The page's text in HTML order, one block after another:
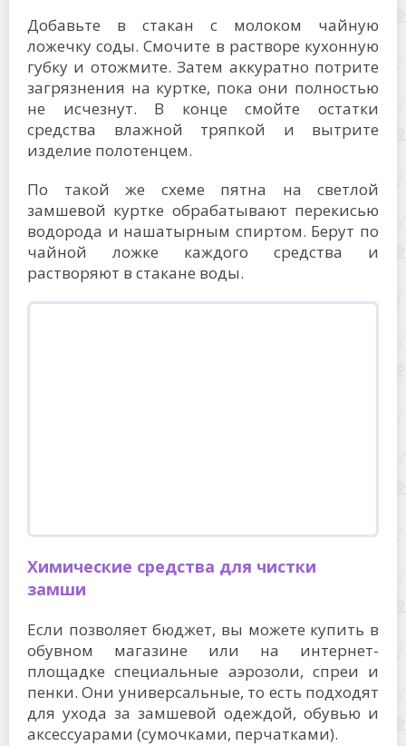
Добавьте в стакан с молоком чайную
ложечку соды. Смочите в растворе кухонную
губку и отожмите. Затем аккуратно потрите
загрязнения на куртке, пока они полностью
не исчезнут. В конце смойте остатки
средства влажной тряпкой и вытрите
изделие полотенцем.
По такой же схеме пятна на светлой
замшевой куртке обрабатывают перекисью
водорода и нашатырным спиртом. Берут по
чайной ложке каждого средства и
растворяют в стакане воды.
Химические средства для чистки
замши
Если позволяет бюджет, вы можете купить в
обувном магазине или на интернет-
площадке специальные аэрозоли, спреи и
пенки. Они универсальные, то есть подходят
для ухода за замшевой одеждой, обувью и
аксессуарами (сумочками, перчатками).